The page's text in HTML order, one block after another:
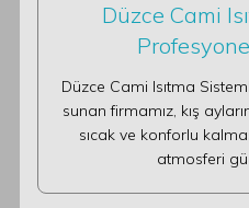
Düzce Cami
Düzce Cami Isıtma
sunan firmamız, kış
sıcak ve konforlu
atmosferi